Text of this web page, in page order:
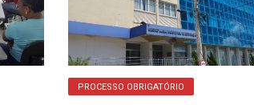
PROCESSO OBRIGATÓRIO